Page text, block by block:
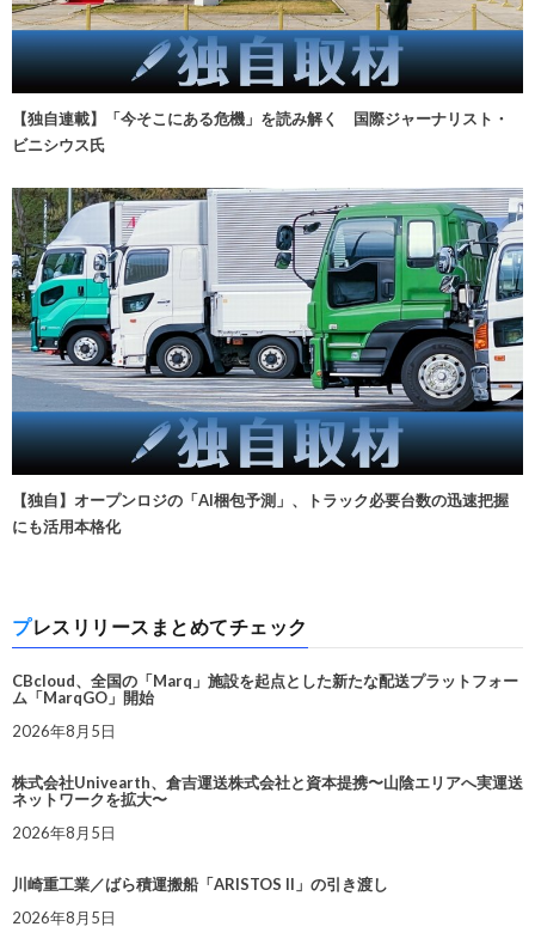
【独自連載】「今そこにある危機」を読み解く 国際ジャーナリスト・
ビニシウス氏
【独自】オープンロジの「AI梱包予測」、トラック必要台数の迅速把握
にも活用本格化
プレスリリースまとめてチェック
CBcloud、全国の「Marq」施設を起点とした新たな配送プラットフォー
ム「MarqGO」開始
2026年8月5日
株式会社Univearth、倉吉運送株式会社と資本提携〜山陰エリアへ実運送
ネットワークを拡大〜
2026年8月5日
川崎重工業／ばら積運搬船「ARISTOS II」の引き渡し
2026年8月5日